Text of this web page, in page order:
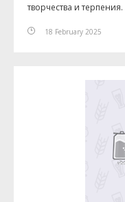
творчества и терпения.
18 February 2025